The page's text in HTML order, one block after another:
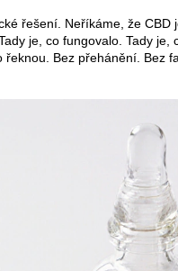
řešení. Neříkáme, že
je, co fungovalo. Tady
Bez přehánění. Bez